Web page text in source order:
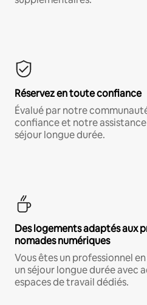
Réservez en toute confiance
Évalué par notre
confiance et notre
séjour longue durée.
Des logements adaptés aux
nomades numériques
Vous êtes un professionnel
un séjour longue durée avec
espaces de travail dédiés.